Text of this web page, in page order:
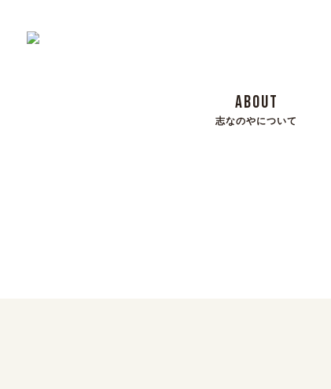
ABOUT
志なのやについて